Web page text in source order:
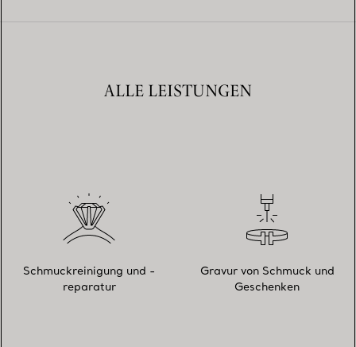
ALLE LEISTUNGEN
Schmuckreinigung und -
reparatur
Gravur von Schmuck und
Geschenken